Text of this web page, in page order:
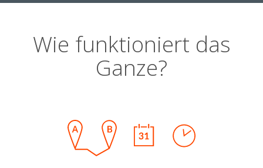
Wie funktioniert das
Ganze?